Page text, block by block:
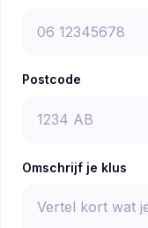
Postcode
Omschrijf je klus